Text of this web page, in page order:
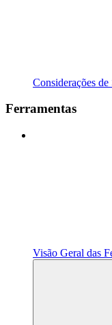
Considerações
Ferramentas
Visão Geral das